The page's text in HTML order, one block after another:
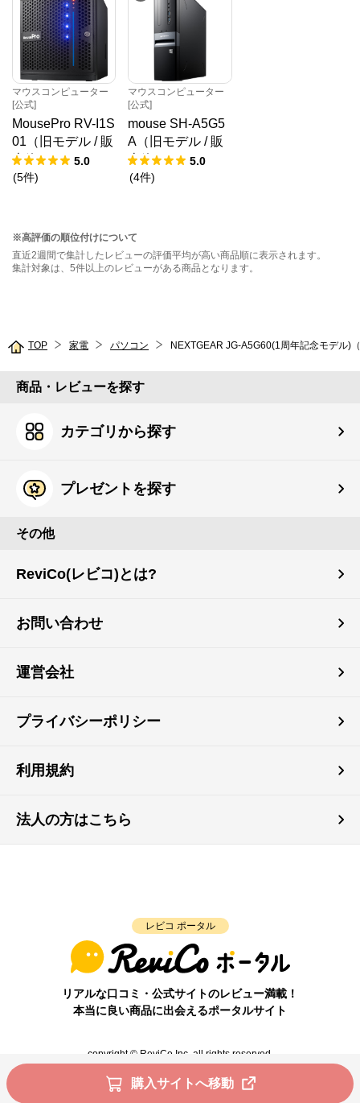
購入サイトへ移動
マウスコンピューター
[公式]
MousePro RV-I1S
01（旧モデル / 販
売終了）
5.0
(5件)
マウスコンピューター
[公式]
mouse SH-A5G5
A（旧モデル / 販
売終了）
5.0
(4件)
※高評価の順位付けについて
直近2週間で集計したレビューの評価平均が高い商品順に表示されます。
集計対象は、5件以上のレビューがある商品となります。
TOP 家電 パソコン NEXTGEAR JG-A5G60(1周年記念モデル)
商品・レビューを探す
カテゴリから探す
プレゼントを探す
その他
ReviCo(レビコ)とは?
お問い合わせ
運営会社
プライバシーポリシー
利用規約
法人の方はこちら
レビコ ポータル
リアルな口コミ・公式サイトのレビュー満載！
本当に良い商品に出会えるポータルサイト
copyright © ReviCo Inc. all rights reserved.